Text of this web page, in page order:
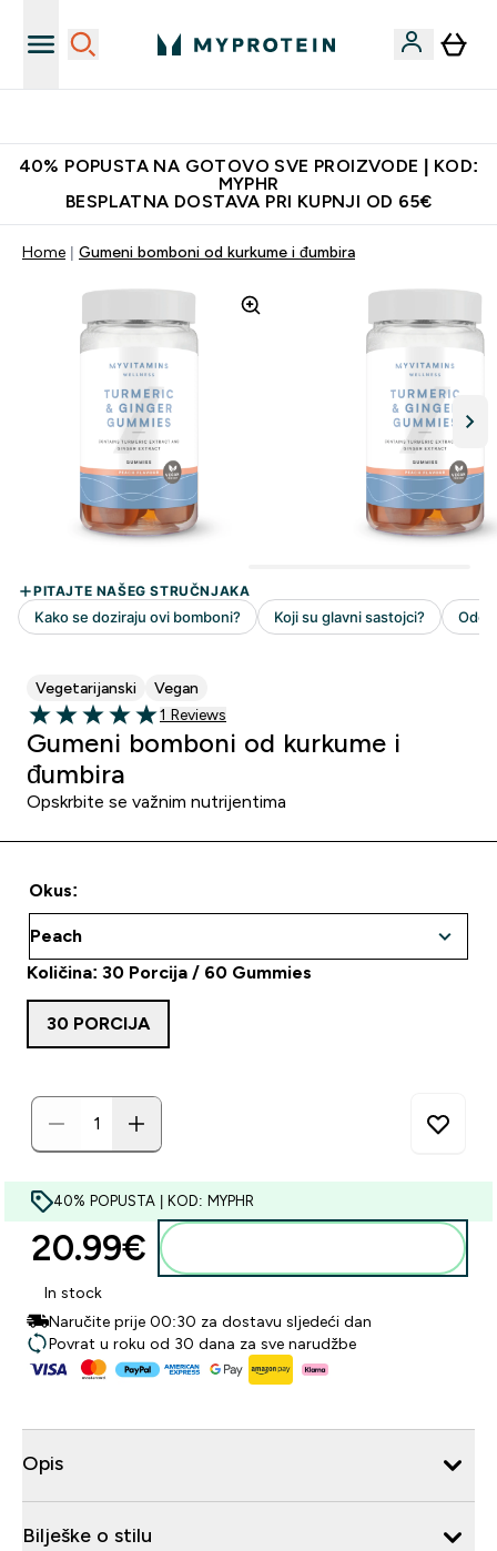
40% POPUSTA NA GOTOVO SVE PROIZVODE | KOD:
MYPHR
BESPLATNA DOSTAVA PRI KUPNJI OD 65€
Home Gumeni bomboni od kurkume i đumbira
Vegetarijanski Vegan
5 out of 5 stars
1 customer reviews
1 Reviews
Gumeni bomboni od kurkume i
đumbira
Opskrbite se važnim nutrijentima
Okus:
Količina: 30 Porcija / 60 Gummies
30 PORCIJA
40% POPUSTA | KOD: MYPHR
20.99€‎
In stock
Naručite prije 00:30 za dostavu sljedeći dan
Povrat u roku od 30 dana za sve narudžbe
Opis
Bilješke o stilu